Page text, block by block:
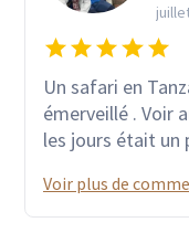
Un safari en
émerveillé . Voir
les jours était un
le big five " les
des parcs
Voir plus de